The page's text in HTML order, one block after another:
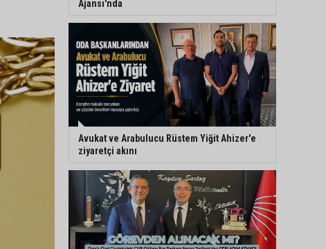
Ajansı'nda
Avukat ve Arabulucu Rüstem Yiğit Ahizer'e
ziyaretçi akını